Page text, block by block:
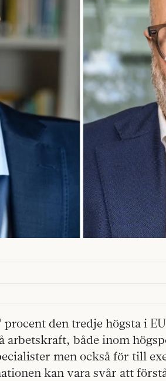
den tredje högsta i
både inom
men också för till
kan vara svår att